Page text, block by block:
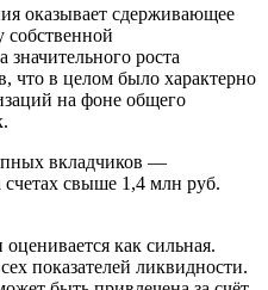
оказывает сдерживающее
значительного роста
что в целом было характерно
на фоне общего
вкладчиков —
свыше 1,4 млн руб.
как сильная.
показателей ликвидности.